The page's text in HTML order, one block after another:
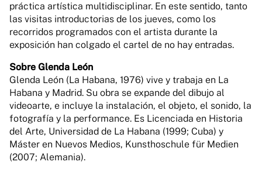
práctica artística multidisciplinar. En este sentido, tanto
las visitas introductorias de los jueves, como los
recorridos programados con el artista durante la
exposición han colgado el cartel de no hay entradas.
Sobre Glenda León
Glenda León (La Habana, 1976) vive y trabaja en La
Habana y Madrid. Su obra se expande del dibujo al
videoarte, e incluye la instalación, el objeto, el sonido, la
fotografía y la performance. Es Licenciada en Historia
del Arte, Universidad de La Habana (1999; Cuba) y
Máster en Nuevos Medios, Kunsthoschule für Medien
(2007; Alemania).